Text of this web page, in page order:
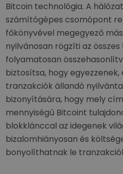
Bitcoin technológia. A
számítógépes csomópont
főkönyvével megegyező
nyilvánosan rögzíti az
folyamatosan
biztosítsa, hogy
tranzakciók állandó
bizonyítására, hogy mely
mennyiségű Bitcoint
blokklánccal az idegenek
bizalomhiányosan és
bonyolíthatnak le